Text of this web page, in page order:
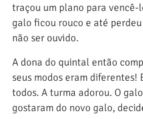
traçou um plano para vencê-
galo ficou rouco e até
não ser ouvido.
A dona do quintal então
seus modos eram
todos. A turma adorou. O
gostaram do novo galo,